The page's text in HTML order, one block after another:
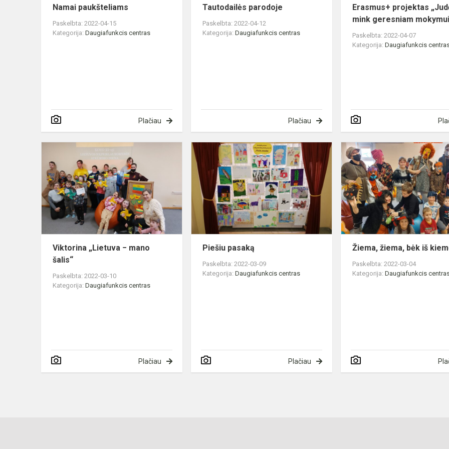
Namai paukšteliams
Paskelbta: 2022-04-15
Kategorija: Daugiafunkcis centras
Plačiau
Tautodailės parodoje
Paskelbta: 2022-04-12
Kategorija:Daugiafunkcis centras
Plačiau
Erasmus+ projektas
mink geresniam
Paskelbta: 2022-04-07
Kategorija:Daugiafunkcis
Viktorina
„Lietuva
mano
šalis“
Viktorina „Lietuva − mano
šalis“
Paskelbta: 2022-03-10
Kategorija: Daugiafunkcis centras
Plačiau
Piešiu
pasaką
Piešiu pasaką
Paskelbta: 2022-03-09
Kategorija:Daugiafunkcis centras
Plačiau
Žiema, žiema, bėk iš
Paskelbta: 2022-03-04
Kategorija:Daugiafunkcis